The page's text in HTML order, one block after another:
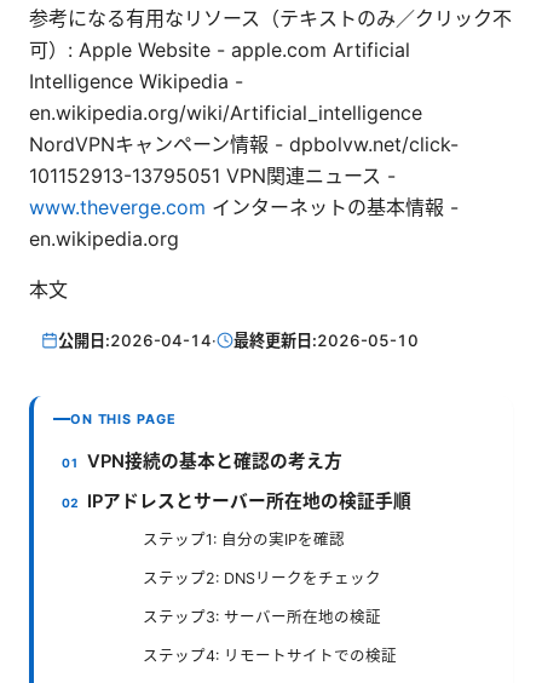
参考になる有用なリソース（テキストのみ／クリック不
可）: Apple Website - apple.com Artificial
Intelligence Wikipedia -
en.wikipedia.org/wiki/Artificial_intelligence
NordVPNキャンペーン情報 - dpbolvw.net/click-
101152913-13795051 VPN関連ニュース -
www.theverge.com インターネットの基本情報 -
en.wikipedia.org
本文
公開日:2026-04-14· 最終更新日:2026-05-10
ON THIS PAGE
VPN接続の基本と確認の考え方
IPアドレスとサーバー所在地の検証手順
ステップ1: 自分の実IPを確認
ステップ2: DNSリークをチェック
ステップ3: サーバー所在地の検証
ステップ4: リモートサイトでの検証